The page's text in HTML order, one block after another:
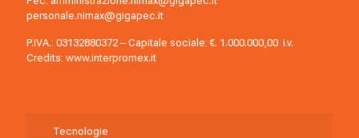
personale.nimax@gigapec.it
P.IVA.: 03132880372 – Capitale sociale: €. 1.000.000,00 i.v.
Credits: www.interpromex.it
Tecnologie